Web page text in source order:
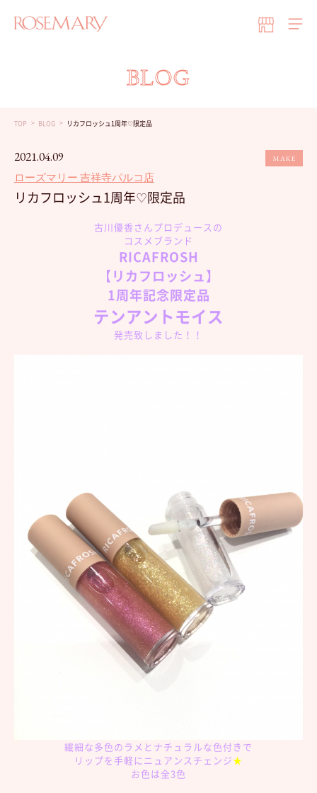
BLOG
TOP BLOG リカフロッシュ1周年♡限定品
2021.04.09
ローズマリー 吉祥寺パルコ店
MAKE
リカフロッシュ1周年♡限定品
古川優香さんプロデュースの
コスメ ブランド
RICAFROSH
【リカフロッシュ】
1周年記念限定品
テンアントモイス
発売致しました！！
繊細な多色のラメとナチュラルな色付きで
リップを手軽にニュアンスチェンジ★
お色は全3色